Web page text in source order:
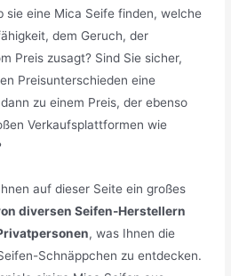
sie eine Mica Seife finden, welche
dem Geruch, der
Preis zusagt? Sind Sie sicher,
Preisunterschieden eine
zu einem Preis, der ebenso
Verkaufsplattformen wie
auf dieser Seite ein großes
diversen Seifen-Herstellern
, was Ihnen die
Schnäppchen zu entdecken.